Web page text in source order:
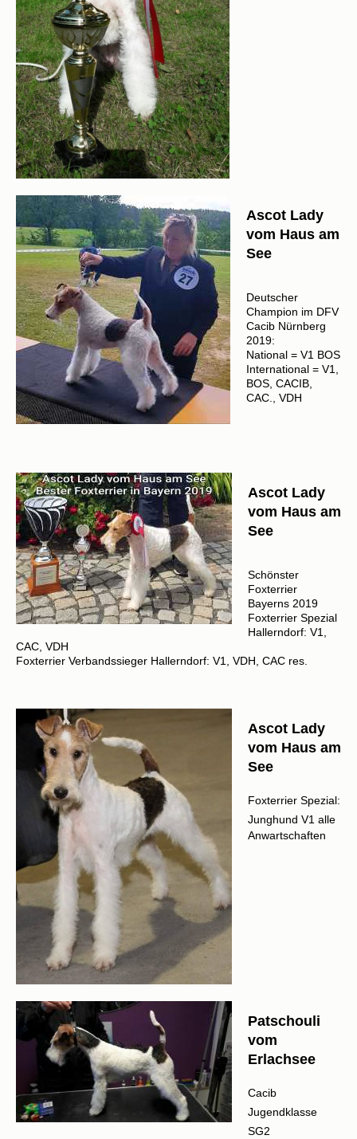
Ascot Lady
vom Haus am
See
Deutscher
Champion im DFV
Cacib Nürnberg
2019:
National = V1 BOS
International = V1,
BOS, CACIB,
CAC., VDH
Ascot Lady
vom Haus am
See
Schönster
Foxterrier
Bayerns 2019
​Foxterrier Spezial
Hallerndorf: V1,
CAC, VDH
Foxterrier Verbandssieger Hallerndorf: V1, VDH, CAC res.
Ascot Lady
vom Haus am
See
Foxterrier Spezial:
Junghund V1 alle
Anwartschaften
Patschouli
vom
Erlachsee
Cacib
Jugendklasse
SG2